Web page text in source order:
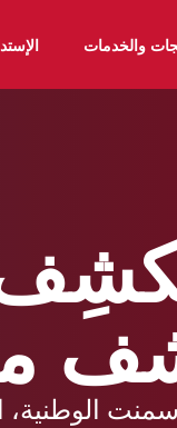
والخدمات
الوطنية،